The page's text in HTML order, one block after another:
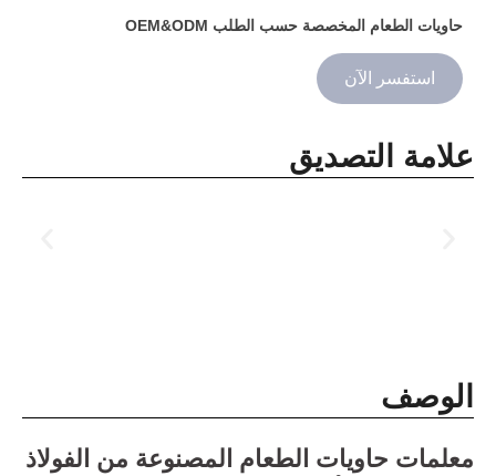
حاويات الطعام المخصصة حسب الطلب OEM&ODM
استفسر الآن
علامة التصديق
الوصف
معلمات حاويات الطعام المصنوعة من الفولاذ